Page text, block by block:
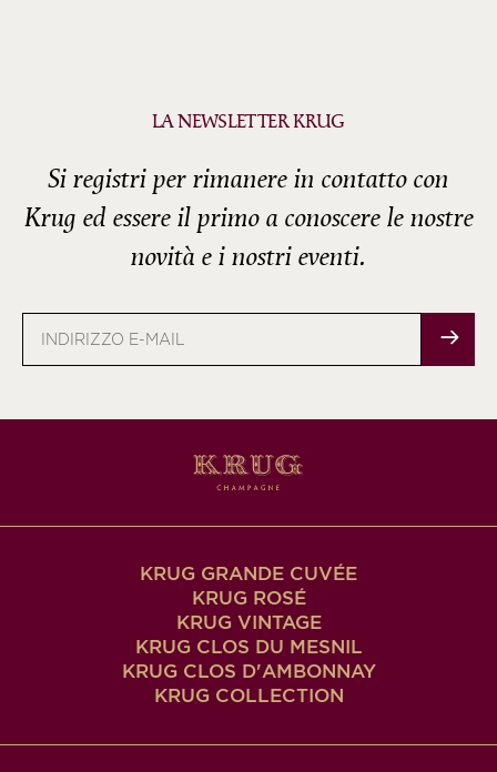
LA NEWSLETTER KRUG
Si registri per rimanere in contatto con
Krug ed essere il primo a conoscere le nostre
novità e i nostri eventi.
KRUG GRANDE CUVÉE
KRUG ROSÉ
KRUG VINTAGE
KRUG CLOS DU MESNIL
KRUG CLOS D'AMBONNAY
KRUG COLLECTION